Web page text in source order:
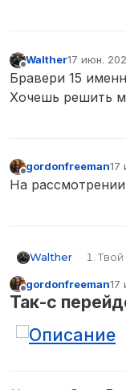
Не в сети
Walther17 июн.
Бравери 15
Хочешь решить
gordonfreeman17
На
Walther
Твой
Твой
Имя
Не в сети
gordonfreeman17
Так-с